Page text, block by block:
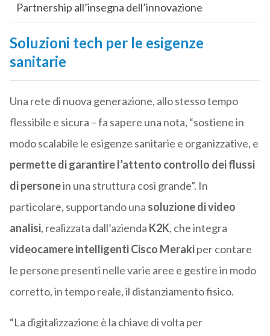
Partnership all’insegna dell’innovazione
Soluzioni tech per le esigenze
sanitarie
Una rete di nuova generazione, allo stesso tempo
flessibile e sicura – fa sapere una nota, “sostiene in
modo scalabile le esigenze sanitarie e organizzative, e
permette di garantire l’attento controllo dei flussi
di personein una struttura così grande”. In
particolare, supportando una soluzione di video
analisi, realizzata dall’azienda K2K, che integra
videocamere intelligenti Cisco Merakiper contare
le persone presenti nelle varie aree e gestire in modo
corretto, in tempo reale, il distanziamento fisico.
“La digitalizzazione è la chiave di volta per